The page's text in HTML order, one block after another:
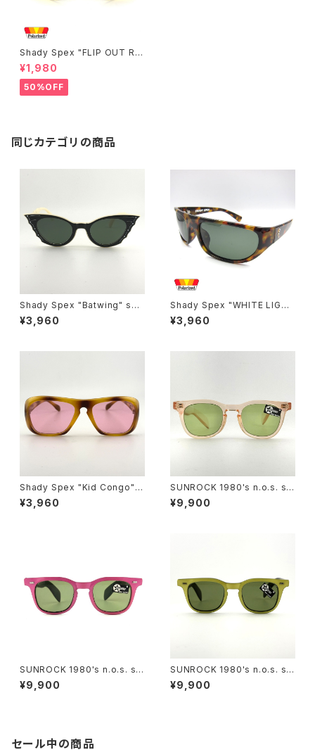
Shady Spex "FLIP OUT Re
versible Spex " sunglasse
s, * Tortoise/Yellow x Pola
rized Brown
¥1,980
50%OFF
同じカテゴリの商品
Shady Spex "Batwing" sun
glasses, Cream w/Black p
aint/Polarized Dark Green l
¥3,960
Shady Spex "WHITE LIGHT
Wraparounds" sunglasses,
Tortoise w/Polarized G15 l
¥3,960
Shady Spex "Kid Congo" s
unglasses, Tiger w/Pink le
ns
¥3,960
SUNROCK 1980's n.o.s. su
nglasses- Crystal Pink fra
me x green lens
¥9,900
SUNROCK 1980's n.o.s. su
nglasses- Pink/Black fram
e x green lens
¥9,900
SUNROCK 1980's n.o.s. su
nglasses-Yellow/Black fra
me x grey lens
¥9,900
セール中の商品